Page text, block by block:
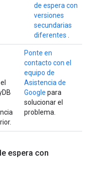
de espera con
versiones
secundarias
diferentes
Ponte en
contacto con el
equipo de
Asistencia de
Google para
solucionar el
problema.
espera con